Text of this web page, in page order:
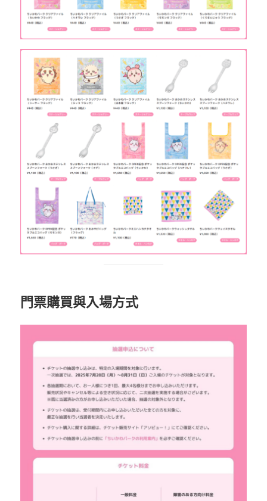
門票購買與入場方式